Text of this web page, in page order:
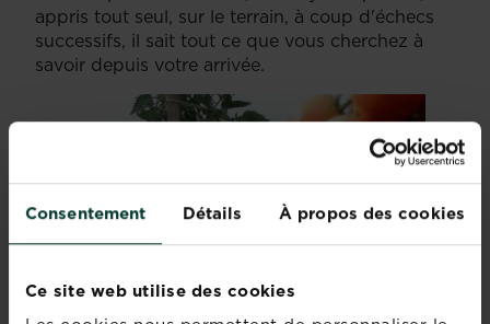
Consentement Détails À propos des cookies
Ce site web utilise des cookies
appris tout seul, sur le terrain, à coup d'échecs
successifs, il sait tout ce que vous cherchez à
savoir depuis votre arrivée.